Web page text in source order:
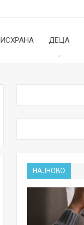
ИСХРАНА ДЕЦА
НАЈНОВО